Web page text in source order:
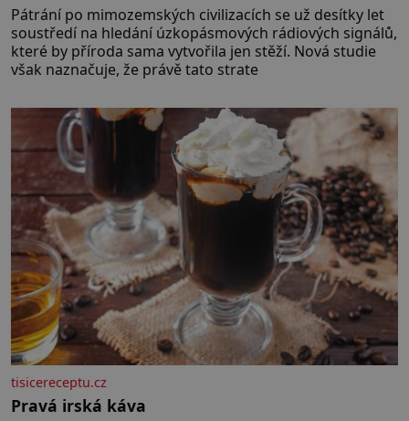
Pátrání po mimozemských civilizacích se už desítky let
soustředí na hledání úzkopásmových rádiových signálů,
které by příroda sama vytvořila jen stěží. Nová studie
však naznačuje, že právě tato strate
tisicereceptu.cz
Pravá irská káva